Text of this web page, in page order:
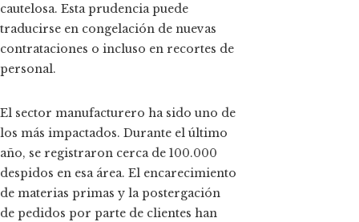
cautelosa. Esta prudencia puede
traducirse en congelación de nuevas
contrataciones o incluso en recortes de
personal.
El sector manufacturero ha sido uno de
los más impactados. Durante el último
año, se registraron cerca de 100.000
despidos en esa área. El encarecimiento
de materias primas y la postergación
de pedidos por parte de clientes han